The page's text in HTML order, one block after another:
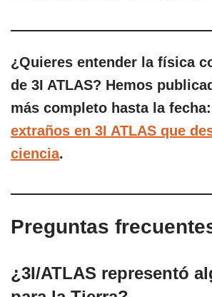
¿Quieres entender la física
de 3I ATLAS? Hemos
más completo hasta la fecha:
extraños en 3I ATLAS que
ciencia.
Preguntas
¿3I/ATLAS representó